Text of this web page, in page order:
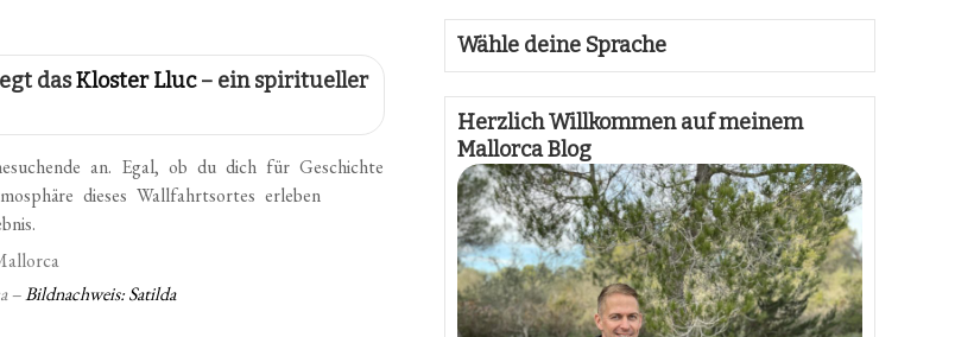
dasKloster Lluc– ein spiritueller
an. Egal, ob du dich für Geschichte
dieses Wallfahrtsortes erleben
–Bildnachweis: Satilda
Wähle deine Sprache
Herzlich Willkommen auf meinem
Mallorca Blog